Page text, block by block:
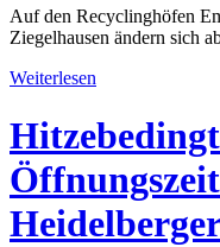
Auf den Recyclinghöfen
Ziegelhausen ändern sich
Weiterlesen